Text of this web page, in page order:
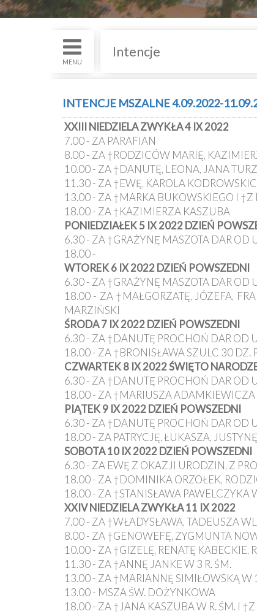
św.
i
Duszpasterze
Małoletnich
MENU
Intencje
INTENCJE MSZALNE 4.09.2022-
XXIII NIEDZIELA ZWYKŁA 4 IX 2022
7.00 - ZA PARAFIAN
8.00 - ZA †RODZICÓW MARIĘ,
10.00 - ZA †DANUTĘ, LEONA, JANA
11.30 - ZA †EWĘ, KAROLA
13.00 - ZA †MARKA BUKOWSKIEGO I †Z
18.00 - ZA †KAZIMIERZA KASZUBA
PONIEDZIAŁEK 5 IX 2022 DZIEŃ
6.30 - ZA †GRAŻYNĘ MASZOTA DAR OD
18.00 -
WTOREK 6 IX 2022 DZIEŃ POWSZEDNI
6.30 - ZA †GRAŻYNĘ MASZOTA DAR OD
18.00 - ZA †MAŁGORZATĘ, JÓZEFA,
MARZIŃSKI
ŚRODA 7 IX 2022 DZIEŃ POWSZEDNI
6.30 - ZA †DANUTĘ PROCHOŃ DAR OD
18.00 - ZA †BRONISŁAWA SZULC 30 DZ.
CZWARTEK 8 IX 2022 ŚWIĘTO
6.30 - ZA †DANUTĘ PROCHOŃ DAR OD
18.00 - ZA †MARIUSZA ADAMKIEWICZA
PIĄTEK 9 IX 2022 DZIEŃ POWSZEDNI
6.30 - ZA †DANUTĘ PROCHOŃ DAR OD
18.00 - ZA PATRYCJĘ, ŁUKASZA,
SOBOTA 10 IX 2022 DZIEŃ POWSZEDNI
6.30 - ZA EWĘ Z OKAZJI URODZIN, Z
18.00 - ZA †DOMINIKA ORZOŁEK,
18.00 - ZA †STANISŁAWA PAWELCZYKA
XXIV NIEDZIELA ZWYKŁA 11 IX 2022
7.00 - ZA †WŁADYSŁAWA, TADEUSZA
8.00 - ZA †GENOWEFĘ, ZYGMUNTA
10.00 - ZA †GIZELĘ, RENATĘ KABECKIE,
11.30 - ZA †ANNĘ JANKE W 3 R. ŚM.
13.00 - ZA †MARIANNĘ SIMIŁOWSKĄ W
13.00 - MSZA ŚW. DOŻYNKOWA
18.00 - ZA †JANA KASZUBA W R. ŚM. I